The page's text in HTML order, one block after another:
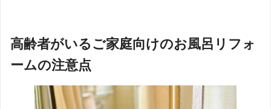
高齢者がいるご家庭向けのお風呂リフォ
ームの注意点